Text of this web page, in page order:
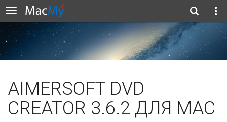
AIMERSOFT DVD
CREATOR 3.6.2 ДЛЯ MAC